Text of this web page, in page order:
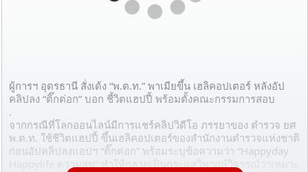
ผู้การฯ อุดรธานี สั่งเด้ง “พ.ต.ท.” พาเมียขึ้น เฮลิคอปเตอร์ หลังอัป
คลิปลง “ติ๊กต่อก” บอก ชี้วิตแฮปปี้ พร้อมตั้งคณะกรรมการสอบ
.
จากกรณีที่โลกออนไลน์มีการแชร์คลิปวิดีโอ ภรรยาของ ตำรวจ ยศ
พ.ต.ท. ใช้ชีวิตแฮปปี้ ขึ้นเฮลิคอปเตอร์ของสำนักงานตำรวจแห่งชาติ
ก่อนอัปคลิปลงแอปฯ “ติ๊กต่อก” พร้อมระบุข้อความว่า “Happyday
Happylife ความสุข” ทำให้กลายเป็นกระแสวิพากษ์วิจารณ์ว่าเหมาะ